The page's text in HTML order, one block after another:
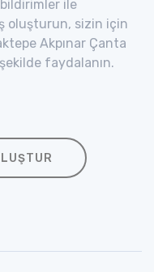
ile
oluşturun, sizin için
Akpınar Çanta
faydalanın.